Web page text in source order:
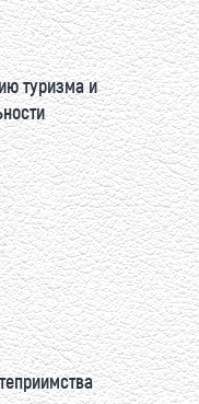
туризма и